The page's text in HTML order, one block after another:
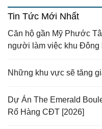
Tin Tức Mới Nhất
Căn hộ gần Mỹ Phước
người làm việc khu Đông
Những khu vực sẽ tăng
Dự Án The Emerald
Rổ Hàng CĐT [2026]